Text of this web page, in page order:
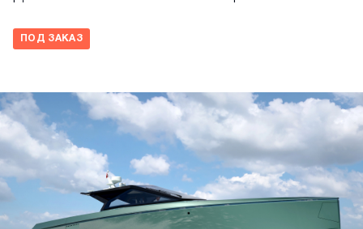
ПОД ЗАКАЗ